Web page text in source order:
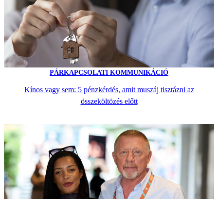
PÁRKAPCSOLATI KOMMUNIKÁCIÓ
Kínos vagy sem: 5 pénzkérdés, amit muszáj tisztázni az
összeköltözés előtt